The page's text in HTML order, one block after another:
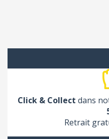
Click & Collect dans
Retrait